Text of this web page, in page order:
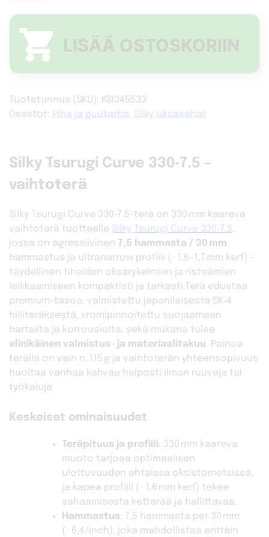
330-
7.5
Vaihtoterä
määrä
LISÄÄ OSTOSKORIIN
Tuotetunnus (SKU): KSI345533
Osastot: Piha ja puutarha, Silky oksasahat
Silky Tsurugi Curve 330‑7.5 –
vaihtoterä
Silky Tsurugi Curve 330‑7.5-terä on 330 mm kaareva
vaihtoterä tuotteelle Silky Tsurugi Curve 330‑7.5,
jossa on agressiivinen 7,5 hammasta / 30 mm
hammastus ja ultranarrow profiili (~1,6–1,7 mm kerf) –
täydellinen tiheiden oksarykelmien ja risteämien
leikkaamiseen kompaktisti ja tarkasti.Terä edustaa
premium-tasoa: valmistettu japanilaisesta SK‑4
hiiliteräksestä, kromipinnoitettu suojaamaan
hartsilta ja korroosiolta, sekä mukana tulee
elinikäinen valmistus- ja materiaalitakuu. Painoa
terällä on vain n. 115 g ja vaihtoterän yhteensopivuus
huoltaa vanhaa kahvaa helposti ilman ruuveja tai
työkaluja
Keskeiset ominaisuudet
Teräpituus ja profiili: 330 mm kaareva
muoto tarjoaa optimaalisen
ulottuvuuden ahtaissa oksistometsissä,
ja kapea profiili (~1,6 mm kerf) tekee
sahaamisesta ketterää ja hallittavaa.
Hammastus: 7,5 hammasta per 30 mm
(~6,4/inch), joka mahdollistaa erittäin